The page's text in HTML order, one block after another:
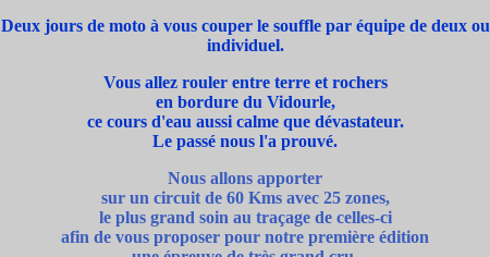
Deux jours de moto à vous couper le souffle par équipe de deux ou
individuel.
Vous allez rouler entre terre et rochers
en bordure du Vidourle,
ce cours d'eau aussi calme que dévastateur.
Le passé nous l'a prouvé.
Nous allons apporter
sur un circuit de 60 Kms avec 25 zones,
le plus grand soin au traçage de celles-ci
afin de vous proposer pour notre première édition